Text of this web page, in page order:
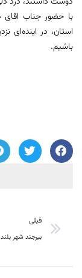
با حضور جناب اقای
استان، در اینده‌ای
باشیم.
قبلی